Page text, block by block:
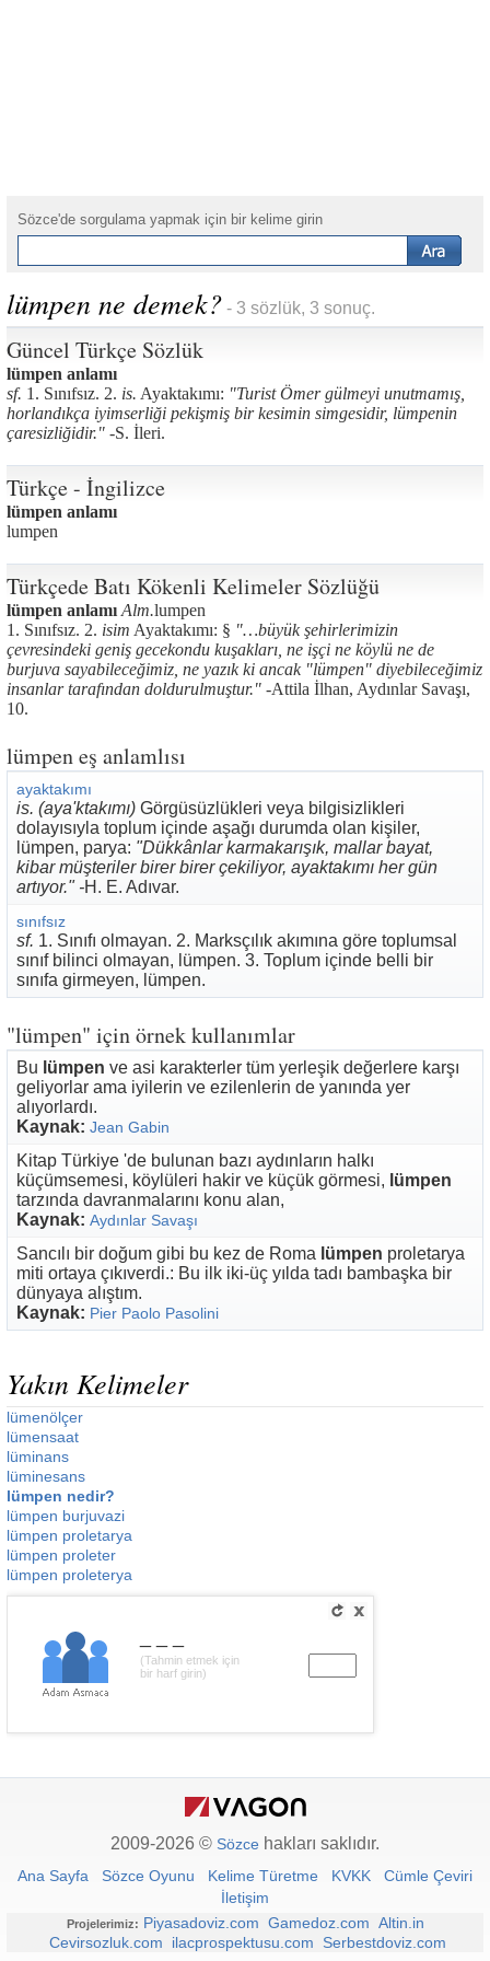
Sözce'de sorgulama yapmak için bir kelime girin
lümpen ne demek? - 3 sözlük, 3 sonuç.
Güncel Türkçe Sözlük
lümpen anlamı
sf. 1. Sınıfsız. 2. is. Ayaktakımı: "Turist Ömer gülmeyi unutmamış,
horlandıkça iyimserliği pekişmiş bir kesimin simgesidir, lümpenin
çaresizliğidir." -S. İleri.
Türkçe - İngilizce
lümpen anlamı
lumpen
Türkçede Batı Kökenli Kelimeler Sözlüğü
lümpen anlamı Alm.lumpen
1. Sınıfsız. 2. isim Ayaktakımı: § "…büyük şehirlerimizin
çevresindeki geniş gecekondu kuşakları, ne işçi ne köylü ne de
burjuva sayabileceğimiz, ne yazık ki ancak "lümpen" diyebileceğimiz
insanlar tarafından doldurulmuştur." -Attila İlhan, Aydınlar Savaşı,
10.
lümpen eş anlamlısı
ayaktakımı
is. (aya'ktakımı) Görgüsüzlükleri veya bilgisizlikleri
dolayısıyla toplum içinde aşağı durumda olan kişiler,
lümpen, parya: "Dükkânlar karmakarışık, mallar bayat,
kibar müşteriler birer birer çekiliyor, ayaktakımı her gün
artıyor." -H. E. Adıvar.
sınıfsız
sf. 1. Sınıfı olmayan. 2. Marksçılık akımına göre toplumsal
sınıf bilinci olmayan, lümpen. 3. Toplum içinde belli bir
sınıfa girmeyen, lümpen.
"lümpen" için örnek kullanımlar
Bu lümpen ve asi karakterler tüm yerleşik değerlere karşı
geliyorlar ama iyilerin ve ezilenlerin de yanında yer
alıyorlardı.
Kaynak: Jean Gabin
Kitap Türkiye 'de bulunan bazı aydınların halkı
küçümsemesi, köylüleri hakir ve küçük görmesi, lümpen
tarzında davranmalarını konu alan,
Kaynak: Aydınlar Savaşı
Sancılı bir doğum gibi bu kez de Roma lümpen proletarya
miti ortaya çıkıverdi.: Bu ilk iki-üç yılda tadı bambaşka bir
dünyaya alıştım.
Kaynak: Pier Paolo Pasolini
Yakın Kelimeler
lümenölçer
lümensaat
lüminans
lüminesans
lümpen nedir?
lümpen burjuvazi
lümpen proletarya
lümpen proleter
lümpen proleterya
(Tahmin etmek için
bir harf girin)
2009-2026 © Sözce hakları saklıdır.
Ana Sayfa Sözce Oyunu Kelime Türetme KVKK
Cümle Çeviri
İletişim
Projelerimiz: Piyasadoviz.com Gamedoz.com Altin.in
Cevirsozluk.com
ilacprospektusu.com Serbestdoviz.com